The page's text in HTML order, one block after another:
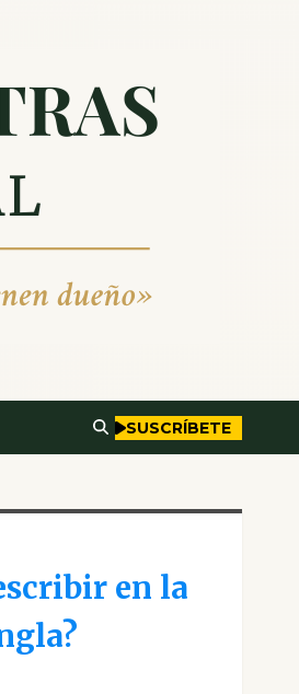
SUSCRÍBETE
en la